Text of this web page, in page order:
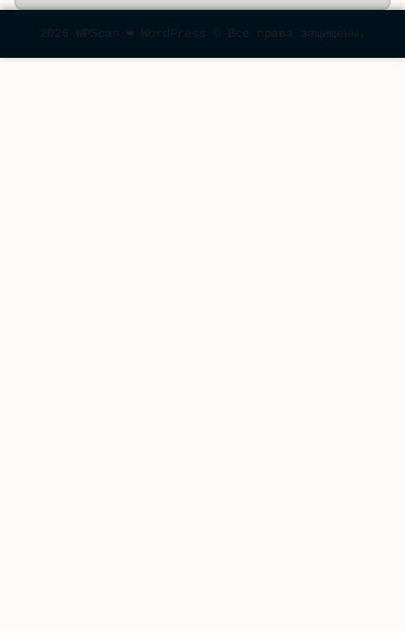
2026 WPScan ❤ WordPress © Все права защищены.